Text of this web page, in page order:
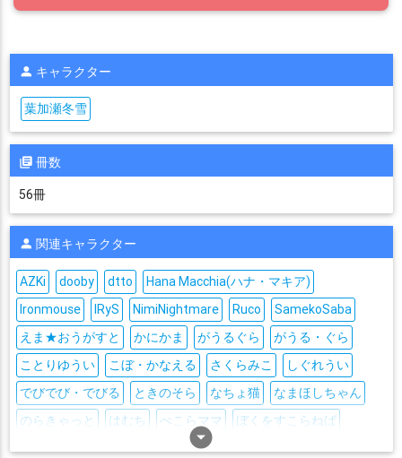
キャラクター
葉加瀬冬雪
冊数
56冊
関連キャラクター
arrow_drop_down_circle
AZKi dooby dtto
Hana Macchia(ハナ・マキア)
Ironmouse
IRyS NimiNightmare Ruco
SamekoSaba
えま★おうがすと
かにかま がうるぐら
がうる・ぐら
ことりゆうい
こぼ・かなえる さくらみこ
しぐれうい
でびでび・でびる
ときのそら なちょ猫
なまほしちゃん
のらきゃっと
はむち ぺこらママ
ぼくをすこらねば
みけねこ
ももちもも
アイラニ・イオフィフティーン